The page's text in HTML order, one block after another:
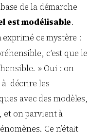
de la démarche
est modélisable.
exprimé ce mystère :
c’est que le
» Oui : on
décrire les
avec des modèles,
et on parvient à
Ce n’était